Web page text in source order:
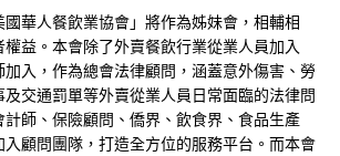
華人餐飲業協會」將作為姊妹會，相輔相
益。本會除了外賣餐飲行業從業人員加入
入，作為總會法律顧問，涵蓋意外傷害、勞
交通罰單等外賣從業人員日常面臨的法律問
師、保險顧問、僑界、飲食界、食品生產
顧問團隊，打造全方位的服務平台。而本會